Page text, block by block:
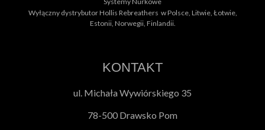
Wyłączny dystrybutor Hollis Rebreathers w Polsce, Litwie, Łotwie,
Estonii, Norwegii, Finlandii.
KONTAKT
ul. Michała Wywiórskiego 35
78-500 Drawsko Pom